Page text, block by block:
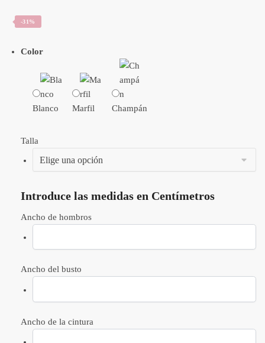
-31%
Color
Blanco Marfil Champán
Talla
Introduce las medidas en Centímetros
Ancho de hombros
Ancho del busto
Ancho de la cintura